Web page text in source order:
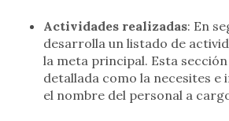
Actividades realizadas: En
desarrolla un listado de
la meta principal. Esta
detallada como la necesites e
el nombre del personal a